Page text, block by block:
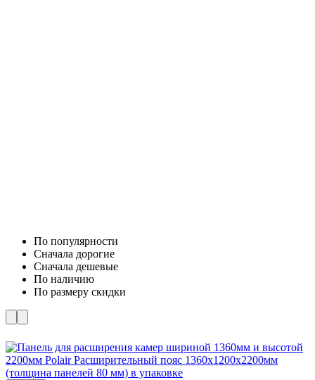
По популярности
Cначала дорогие
Cначала дешевые
По наличию
По размеру скидки